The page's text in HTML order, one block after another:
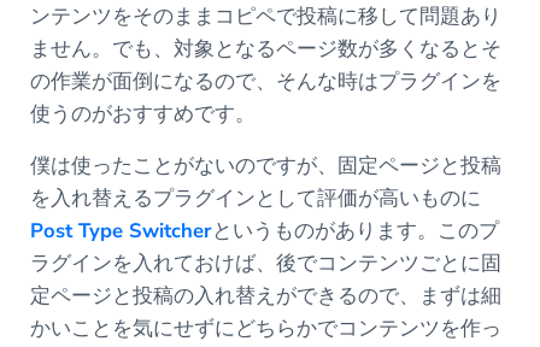
ンテンツをそのままコピペで投稿に移して問題あり
ません。でも、対象となるページ数が多くなるとそ
の作業が面倒になるので、そんな時はプラグインを
使うのがおすすめです。
僕は使ったことがないのですが、固定ページと投稿
を入れ替えるプラグインとして評価が高いものに
Post Type Switcherというものがあります。このプ
ラグインを入れておけば、後でコンテンツごとに固
定ページと投稿の入れ替えができるので、まずは細
かいことを気にせずにどちらかでコンテンツを作っ